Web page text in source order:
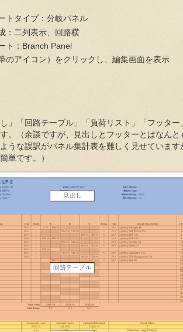
トタイプ：分岐パネル
：二列表示、回路横
ト：Branch Panel
のアイコン）をクリックし、編集画面を表示
」「回路テーブル」「負荷リスト」「フッター
。（余談ですが、見出しとフッターとはなんと
うな誤訳がパネル集計表を難しく見せています
単です。）